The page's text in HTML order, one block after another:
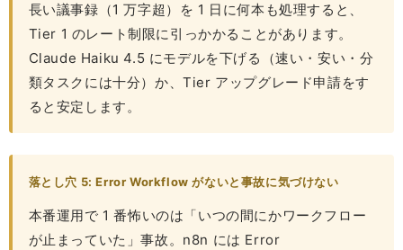
長い議事録（1 万字超）を 1 日に何本も処理すると、
Tier 1 のレート制限に引っかかることがあります。
Claude Haiku 4.5 にモデルを下げる（速い・安い・分
類タスクには十分）か、Tier アップグレード申請をす
ると安定します。
落とし穴 5: Error Workflow がないと事故に気づけない
本番運用で 1 番怖いのは「いつの間にかワークフロー
が止まっていた」事故。n8n には Error